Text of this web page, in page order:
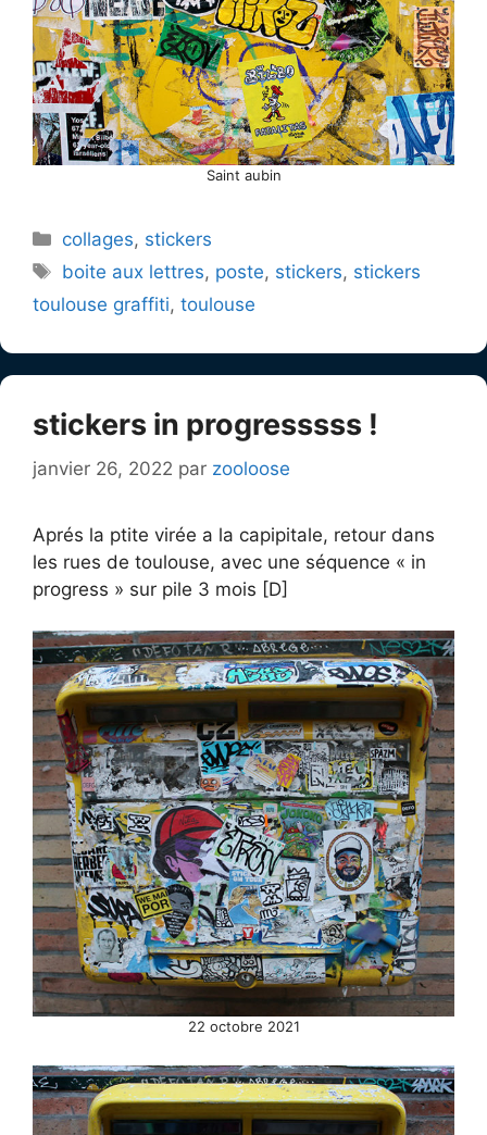
Saint aubin
Catégories
collages, stickers
Étiquettes
boite aux lettres, poste, stickers, stickers
toulouse graffiti, toulouse
stickers in progresssss !
janvier 26, 2022 par zooloose
Aprés la ptite virée a la capipitale, retour dans
les rues de toulouse, avec une séquence « in
progress » sur pile 3 mois [D]
22 octobre 2021